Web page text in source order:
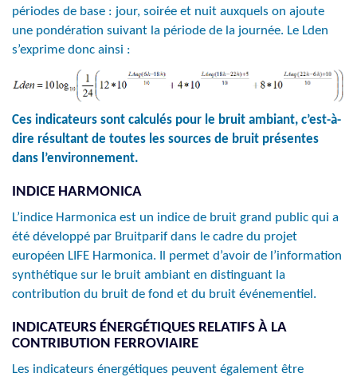
périodes de base : jour, soirée et nuit auxquels on ajoute
une pondération suivant la période de la journée. Le Lden
s’exprime donc ainsi :
Ces indicateurs sont calculés pour le bruit ambiant, c’est-à-
dire résultant de toutes les sources de bruit présentes
dans l’environnement.
INDICE HARMONICA
L’indice Harmonica est un indice de bruit grand public qui a
été développé par Bruitparif dans le cadre du projet
européen LIFE Harmonica. Il permet d’avoir de l’information
synthétique sur le bruit ambiant en distinguant la
contribution du bruit de fond et du bruit événementiel.
INDICATEURS ÉNERGÉTIQUES RELATIFS À LA
CONTRIBUTION FERROVIAIRE
Les indicateurs énergétiques peuvent également être